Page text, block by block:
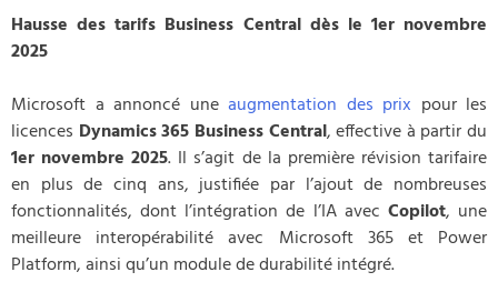
Hausse des tarifs Business Central dès le 1er novembre
2025
Microsoft a annoncé une augmentation des prix pour les
licences Dynamics 365 Business Central, effective à partir du
1er novembre 2025. Il s’agit de la première révision tarifaire
en plus de cinq ans, justifiée par l’ajout de nombreuses
fonctionnalités, dont l’intégration de l’IA avec Copilot, une
meilleure interopérabilité avec Microsoft 365 et Power
Platform, ainsi qu’un module de durabilité intégré.